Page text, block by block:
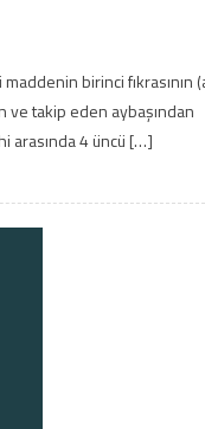
birinci fıkrasının
ve takip eden aybaşından
arasında 4 üncü […]